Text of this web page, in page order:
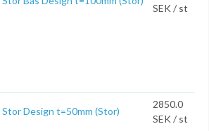
SEK / st
Stor Design t=50mm (Stor)
2850.0
SEK / st